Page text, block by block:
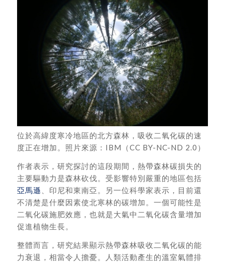
位於高緯度寒冷地區的北方森林，吸收二氧化碳的速
度正在增加。照片來源：IBM（CC BY-NC-ND 2.0）
作者表示，研究探討的這段期間，熱帶森林碳損失的
主要驅動力是森林砍伐。受影響特別嚴重的地區包括
亞馬遜 、印尼和東南亞。另一位科學家表示，目前還
不清楚是什麼因素使北寒林的碳增加。一個可能性是
二氧化碳施肥效應，也就是大氣中二氧化碳含量增加
促進植物生長。
整體而言，研究結果顯示熱帶森林吸收二氧化碳的能
力衰退，相當令人擔憂。人類活動產生的溫室氣體排